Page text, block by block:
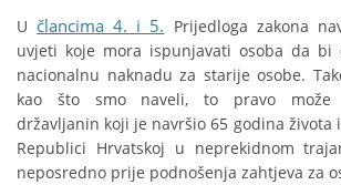
U člancima 4. i 5. Prijedloga zakona
uvjeti koje mora ispunjavati osoba da bi
nacionalnu naknadu za starije osobe.
kao što smo naveli, to pravo može
državljanin koji je navršio 65 godina života
Republici Hrvatskoj u neprekidnom
neposredno prije podnošenja zahtjeva za